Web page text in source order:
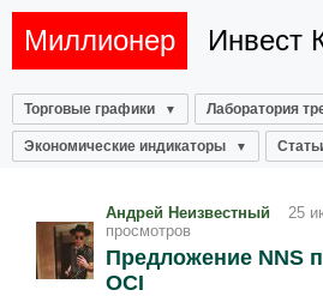
Миллионер Инвест
Торговые графики Лаборатория
Экономические индикаторы
Андрей Неизвестный 25
просмотров
Предложение NNS
OCI